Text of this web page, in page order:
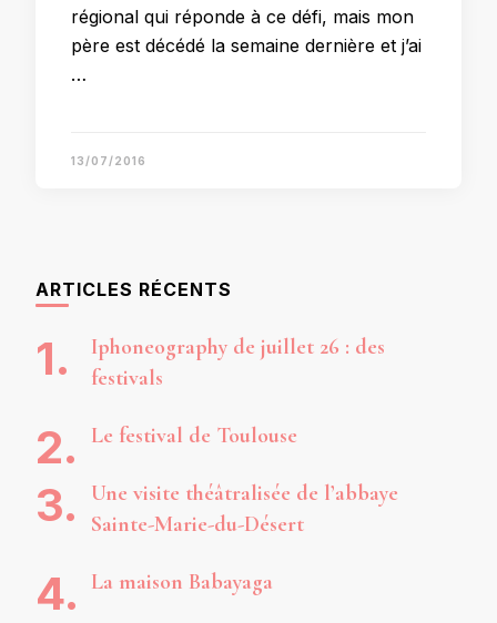
régional qui réponde à ce défi, mais mon
père est décédé la semaine dernière et j’ai
…
13/07/2016
ARTICLES RÉCENTS
Iphoneography de juillet 26 : des
festivals
Le festival de Toulouse
Une visite théâtralisée de l’abbaye
Sainte-Marie-du-Désert
La maison Babayaga